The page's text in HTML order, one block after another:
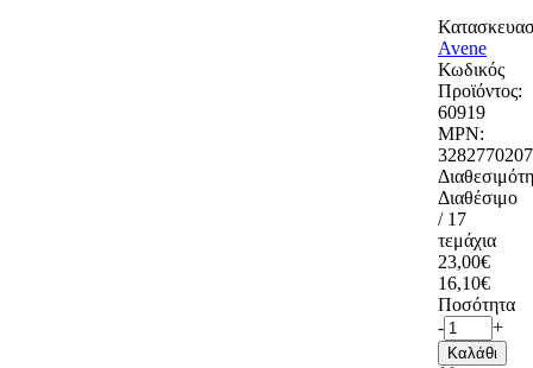
Avene
Κωδικός
Προϊόντος:
60919
MPN:
Διαθέσιμο
/ 17
τεμάχια
23,00€
16,10€
Ποσότητα
-
+
Καλάθι